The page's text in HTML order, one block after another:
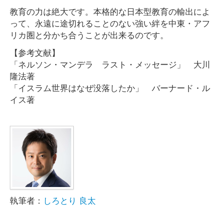
教育の力は絶大です。本格的な日本型教育の輸出によ
って、永遠に途切れることのない強い絆を中東・アフ
リカ圏と分かち合うことが出来るのです。
【参考文献】
「ネルソン・マンデラ ラスト・メッセージ」 大川
隆法著
「イスラム世界はなぜ没落したか」 バーナード・ル
イス著
執筆者： しろとり 良太